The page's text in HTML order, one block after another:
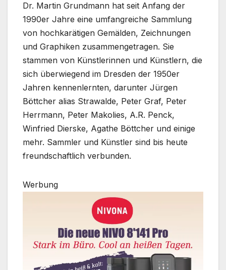
Dr. Martin Grundmann hat seit Anfang der
1990er Jahre eine umfangreiche Sammlung
von hochkarätigen Gemälden, Zeichnungen
und Graphiken zusammengetragen. Sie
stammen von Künstlerinnen und Künstlern, die
sich überwiegend im Dresden der 1950er
Jahren kennenlernten, darunter Jürgen
Böttcher alias Strawalde, Peter Graf, Peter
Herrmann, Peter Makolies, A.R. Penck,
Winfried Dierske, Agathe Böttcher und einige
mehr. Sammler und Künstler sind bis heute
freundschaftlich verbunden.
Werbung